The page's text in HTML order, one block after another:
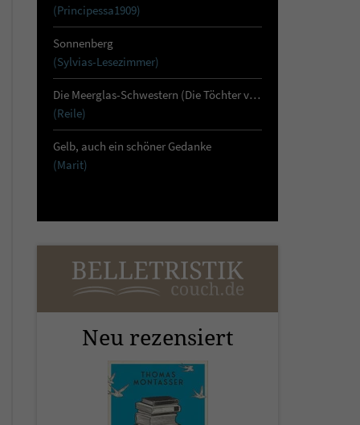
(Principessa1909)
Sonnenberg
(Sylvias-Lesezimmer)
Die Meerglas-Schwestern (Die Töchter von Skara 1)
(Reile)
Gelb, auch ein schöner Gedanke
(Marit)
Neu rezensiert